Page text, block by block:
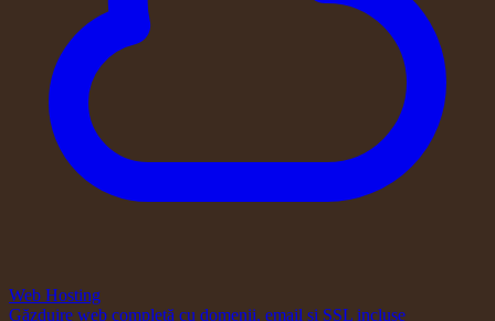
Web Hosting
Găzduire web completă cu domenii, email și SSL incluse